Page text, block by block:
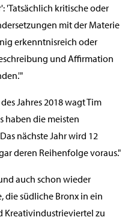
'Tatsächlich kritische oder
mit der Materie
erkenntnisreich oder
und Affirmation
Jahres 2018 wagt Tim
haben die meisten
nächste Jahr wird 12
deren Reihenfolge voraus."
auch schon wieder
die südliche Bronx in ein
Kreativindustrieviertel zu